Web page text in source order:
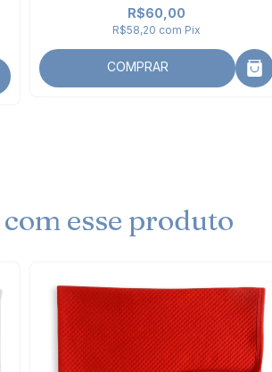
R$60,00
R$58,20 com Pix
COMPRAR
esse produto